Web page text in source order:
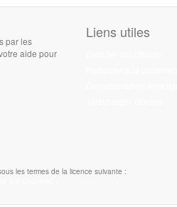
par les
aide pour
Liens utiles
les termes de la licence suivante :